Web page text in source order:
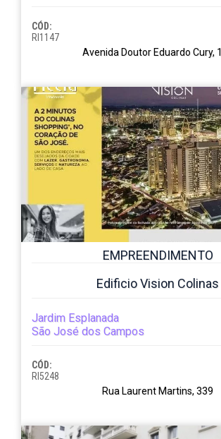
CÓD:
RI1147
Avenida Doutor Eduardo Cury,
EMPREENDIMENTO
Edificio Vision Colinas
Jardim Esplanada
São José dos Campos
CÓD:
RI5248
Rua Laurent Martins, 339